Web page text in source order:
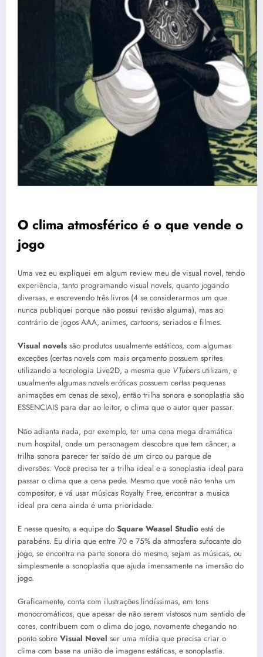
O clima atmosférico é o que vende o
jogo
Uma vez eu expliquei em algum review meu de visual novel, tendo
experiência, tanto programando visual novels, quanto jogando
diversas, e escrevendo três livros (4 se considerarmos um que
nunca publiquei porque não possui revisão alguma), mas ao
contrário de jogos AAA, animes, cartoons, seriados e filmes.
Visual novels são produtos usualmente estáticos, com algumas
exceções (certas novels com mais orçamento possuem sprites
utilizando a tecnologia Live2D, a mesma que VTubers utilizam, e
usualmente algumas novels eróticas possuem certas pequenas
animações em cenas de sexo), então trilha sonora e sonoplastia são
ESSENCIAIS para dar ao leitor, o clima que o autor quer passar.
Não adianta nada, por exemplo, ter uma cena mega dramática
num hospital, onde um personagem descobre que tem câncer, a
trilha sonora parecer ter saído de um circo ou parque de
diversões. Você precisa ter a trilha ideal e a sonoplastia ideal para
passar o clima que a cena pede. Mesmo que você não tenha um
compositor, e vá usar músicas Royalty Free, encontrar a musica
ideal pra cena ainda é uma prioridade.
E nesse quesito, a equipe do Square Weasel Studio está de
parabéns. Eu diria que entre 70 e 75% da atmosfera sufocante do
jogo, se encontra na parte sonora do mesmo, sejam as músicas, ou
simplesmente a sonoplastia que ajuda imensamente na imersão do
jogo.
Graficamente, conta com ilustrações lindíssimas, em tons
monocromáticos, que apesar de não serem vistosos num sentido de
cores, contribuem com o clima do jogo, novamente chegando no
ponto sobre Visual Novel ser uma mídia que precisa criar o
clima com base na união de imagens estáticas, e sonoplastia.